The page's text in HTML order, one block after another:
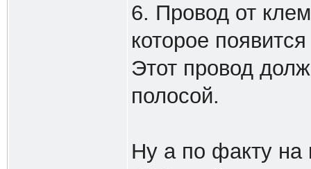
6. Провод от
которое
Этот провод
полосой.
Ну а по факту